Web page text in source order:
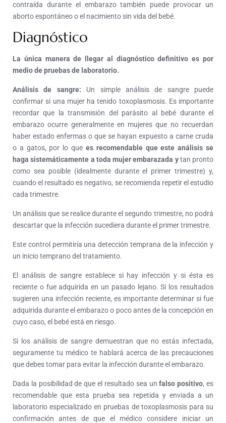
contraída durante el embarazo también puede provocar un
aborto espontáneo o el nacimiento sin vida del bebé.
Diagnóstico
La única manera de llegar al diagnóstico definitivo es por
medio de pruebas de laboratorio.
Análisis de sangre: Un simple análisis de sangre puede
confirmar si una mujer ha tenido toxoplasmosis. Es importante
recordar que la transmisión del parásito al bebé durante el
embarazo ocurre generalmente en mujeres que no recuerdan
haber estado enfermas o que se hayan expuesto a carne cruda
o a gatos, por lo que es recomendable que este análisis se
haga sistemáticamente a toda mujer embarazada ytan pronto
como sea posible (idealmente durante el primer trimestre) y,
cuando el resultado es negativo, se recomienda repetir el estudio
cada trimestre.
Un análisis que se realice durante el segundo trimestre, no podrá
descartar que la infección sucediera durante el primer trimestre.
Este control permitiría una detección temprana de la infección y
un inicio temprano del tratamiento.
El análisis de sangre establece si hay infección y si ésta es
reciente o fue adquirida en un pasado lejano. Si los resultados
sugieren una infección reciente, es importante determinar si fue
adquirida durante el embarazo o poco antes de la concepción en
cuyo caso, el bebé está en riesgo.
Si los análisis de sangre demuestran que no estás infectada,
seguramente tu médico te hablará acerca de las precauciones
que debes tomar para evitar la infección durante el embarazo.
Dada la posibilidad de que el resultado sea unfalso positivo, es
recomendable que esta prueba sea repetida y enviada a un
laboratorio especializado en pruebas de toxoplasmosis para su
confirmación antes de que el médico considere iniciar un